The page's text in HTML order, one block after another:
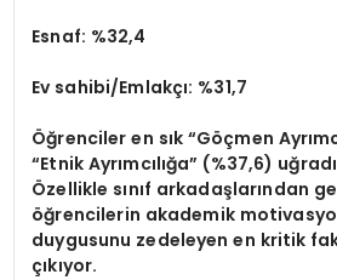
Esnaf: %32,4
Ev sahibi/Emlakçı: %31,7
Öğrenciler en sık “Göçmen
“Etnik Ayrımcılığa” (%37,6)
Özellikle sınıf arkadaşlarından
öğrencilerin akademik
duygusunu zedeleyen en kritik
çıkıyor.